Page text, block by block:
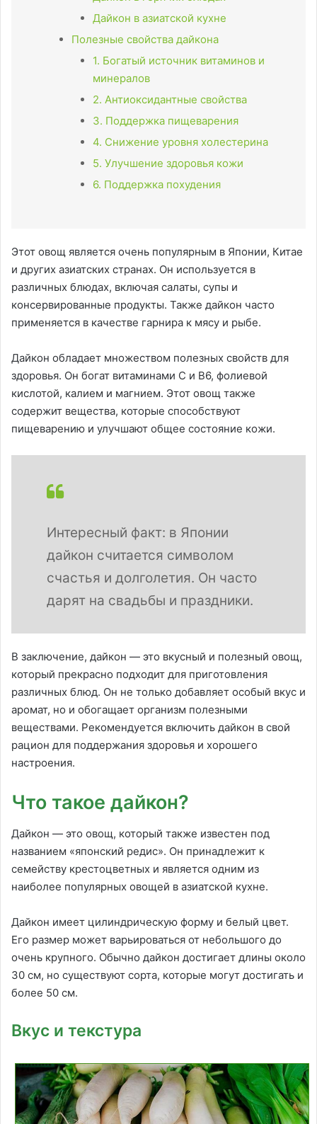
Дайкон в азиатской кухне
Полезные свойства дайкона
1. Богатый источник витаминов и
минералов
2. Антиоксидантные свойства
3. Поддержка пищеварения
4. Снижение уровня холестерина
5. Улучшение здоровья кожи
6. Поддержка похудения
Этот овощ является очень популярным в Японии, Китае
и других азиатских странах. Он используется в
различных блюдах, включая салаты, супы и
консервированные продукты. Также дайкон часто
применяется в качестве гарнира к мясу и рыбе.
Дайкон обладает множеством полезных свойств для
здоровья. Он богат витаминами С и В6, фолиевой
кислотой, калием и магнием. Этот овощ также
содержит вещества, которые способствуют
пищеварению и улучшают общее состояние кожи.
Интересный факт: в Японии
дайкон считается символом
счастья и долголетия. Он часто
дарят на свадьбы и праздники.
В заключение, дайкон — это вкусный и полезный овощ,
который прекрасно подходит для приготовления
различных блюд. Он не только добавляет особый вкус и
аромат, но и обогащает организм полезными
веществами. Рекомендуется включить дайкон в свой
рацион для поддержания здоровья и хорошего
настроения.
Что такое дайкон?
Дайкон — это овощ, который также известен под
названием «японский редис». Он принадлежит к
семейству крестоцветных и является одним из
наиболее популярных овощей в азиатской кухне.
Дайкон имеет цилиндрическую форму и белый цвет.
Его размер может варьироваться от небольшого до
очень крупного. Обычно дайкон достигает длины около
30 см, но существуют сорта, которые могут достигать и
более 50 см.
Вкус и текстура